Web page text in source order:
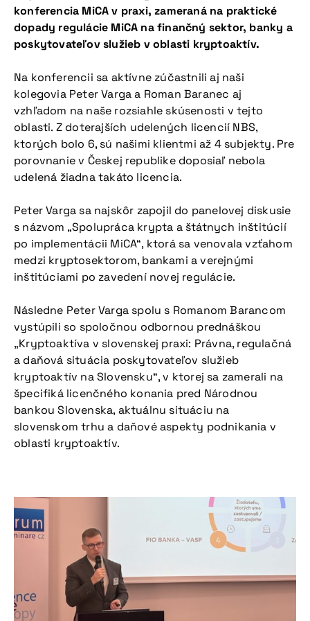
konferencia MiCA v praxi, zameraná na praktické
dopady regulácie MiCA na finančný sektor, banky a
poskytovateľov služieb v oblasti kryptoaktív.
Na konferencii sa aktívne zúčastnili aj naši
kolegovia Peter Varga a Roman Baranec aj
vzhľadom na naše rozsiahle skúsenosti v tejto
oblasti. Z doterajších udelených licencií NBS,
ktorých bolo 6, sú našimi klientmi až 4 subjekty. Pre
porovnanie v Českej republike doposiaľ nebola
udelená žiadna takáto licencia.
Peter Varga sa najskôr zapojil do panelovej diskusie
s názvom „Spolupráca krypta a štátnych inštitúcií
po implementácii MiCA“, ktorá sa venovala vzťahom
medzi kryptosektorom, bankami a verejnými
inštitúciami po zavedení novej regulácie.
Následne Peter Varga spolu s Romanom Barancom
vystúpili so spoločnou odbornou prednáškou
„Kryptoaktíva v slovenskej praxi: Právna, regulačná
a daňová situácia poskytovateľov služieb
kryptoaktív na Slovensku“, v ktorej sa zamerali na
špecifiká licenčného konania pred Národnou
bankou Slovenska, aktuálnu situáciu na
slovenskom trhu a daňové aspekty podnikania v
oblasti kryptoaktív.